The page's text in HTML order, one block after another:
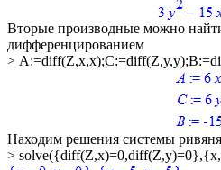
Вторые производные можно
дифференцированием
>
Находим решения системы
>